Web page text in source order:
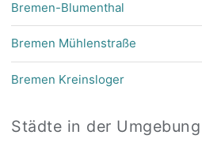
Bremen-Blumenthal
Bremen Mühlenstraße
Bremen Kreinsloger
Städte in der